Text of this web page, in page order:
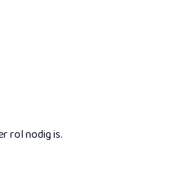
rol nodig is.